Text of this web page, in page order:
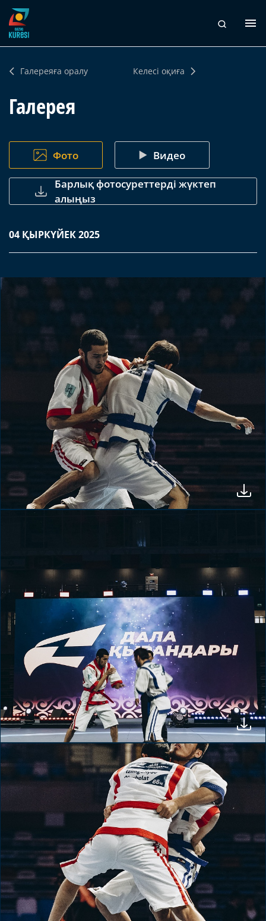
Галереяға оралу Келесі оқиға
Галерея
Фото Видео
Барлық фотосуреттерді жүктеп
алыңыз
04 ҚЫРКҮЙЕК 2025